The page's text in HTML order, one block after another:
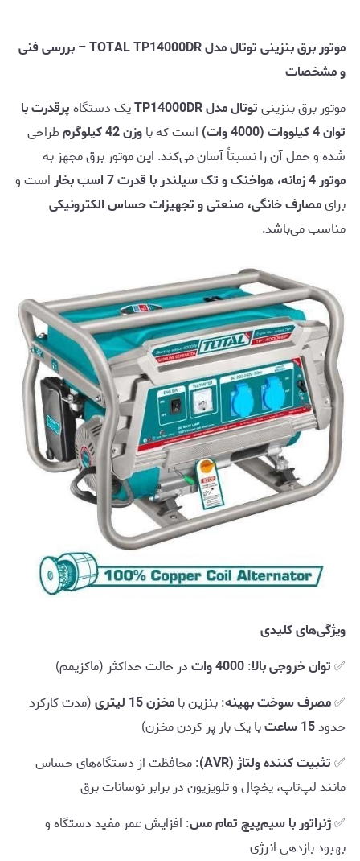
موتور برق بنزینی توتال مدل TOTAL TP14000DR – بررسی فنی
و مشخصات
موتور برق بنزینیتوتال مدل TP14000DR یک دستگاهپرقدرت با
توان 4 کیلووات (4000 وات)
است که باوزن 42 کیلوگرم
طراحی
شده و حمل آن را نسبتاً آسان می‌کند. این موتور برق مجهز به
موتور 4 زمانه، هواخنک و تک سیلندر با قدرت 7 اسب بخار
است و
برایمصارف خانگی، صنعتی و تجهیزات حساس الکترونیکی
مناسب می‌باشد.
ویژگی‌های کلیدی
✅توان خروجی بالا:4000 وات
در حالت حداکثر (ماکزیمم)
✅مصرف سوخت بهینه: بنزین بامخزن 15 لیتری
(مدت کارکرد
حدود15 ساعت
با یک بار پر کردن مخزن)
✅تثبیت کننده ولتاژ (AVR)
: محافظت از دستگاه‌های حساس
مانند لپ‌تاپ، یخچال و تلویزیون در برابر نوسانات برق
✅ژنراتور با سیم‌پیچ تمام مس: افزایش عمر مفید دستگاه و
بهبود بازدهی انرژی